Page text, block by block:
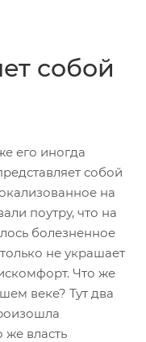
собой
его иногда
собой
на
поутру, что на
болезненное
не украшает
Что же
веке? Тут два
же власть